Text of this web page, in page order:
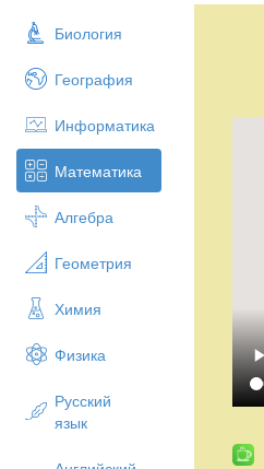
Биология
География
Информатика
Математика
Алгебра
Геометрия
Химия
Физика
Русский
язык